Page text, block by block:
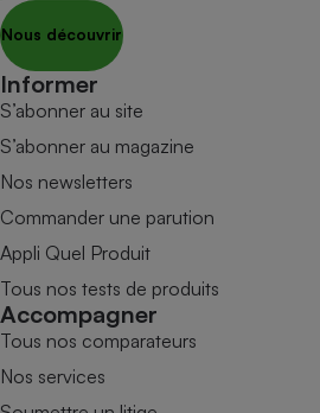
Nous découvrir
Informer
S’abonner au site
S’abonner au magazine
Nos newsletters
Commander une parution
Appli Quel Produit
Tous nos tests de produits
Accompagner
Tous nos comparateurs
Nos services